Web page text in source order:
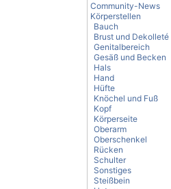
Community-News
Körperstellen
Bauch
Brust und Dekolleté
Genitalbereich
Gesäß und Becken
Hals
Hand
Hüfte
Knöchel und Fuß
Kopf
Körperseite
Oberarm
Oberschenkel
Rücken
Schulter
Sonstiges
Steißbein